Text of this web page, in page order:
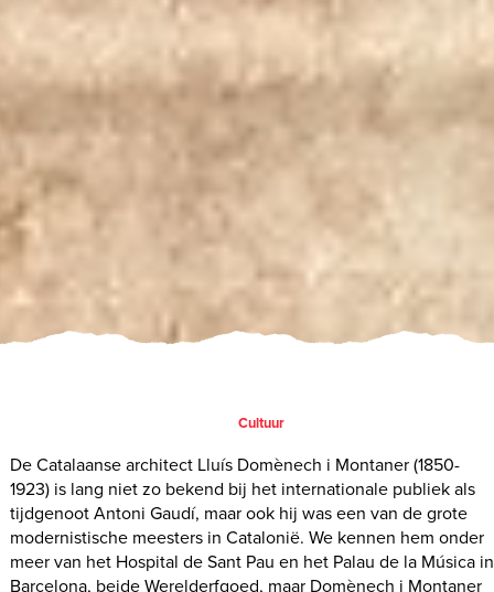
Cultuur
De Catalaanse architect Lluís Domènech i Montaner (1850-
1923) is lang niet zo bekend bij het internationale publiek als
tijdgenoot Antoni Gaudí, maar ook hij was een van de grote
modernistische meesters in Catalonië. We kennen hem onder
meer van het Hospital de Sant Pau en het Palau de la Música in
Barcelona, beide Werelderfgoed, maar Domènech i Montaner